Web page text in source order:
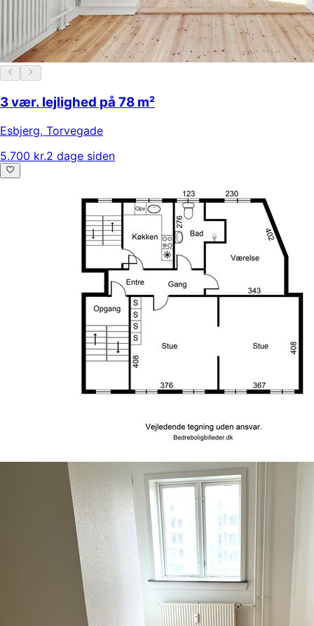
3 vær. lejlighed på 78 m²
Esbjerg, Torvegade
5.700 kr.2 dage siden